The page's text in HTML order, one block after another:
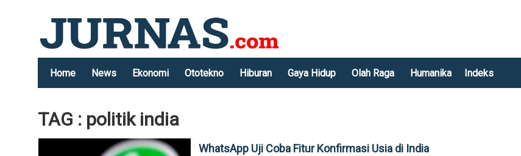
Home News Ekonomi Ototekno Hiburan Gaya Hidup Olah Raga Humanika Indeks
TAG : politik india
WhatsApp Uji Coba Fitur Konfirmasi Usia di India